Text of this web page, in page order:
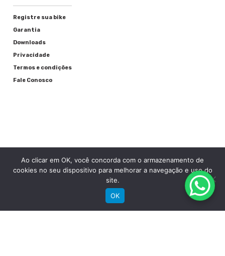
Registre sua bike
Garantia
Downloads
Privacidade
Termos e condições
Fale Conosco
RECEBA NOSSAS NOVIDADES POR E-MAIL
Ao clicar em OK, você concorda com o armazenamento de
cookies no seu dispositivo para melhorar a navegação e uso do
site.
OK